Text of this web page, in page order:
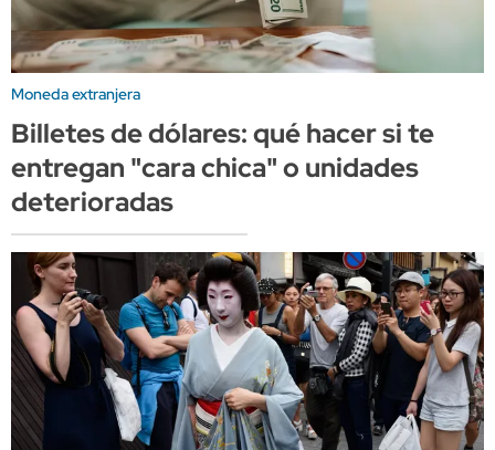
Moneda extranjera
Billetes de dólares: qué hacer si te
entregan "cara chica" o unidades
deterioradas